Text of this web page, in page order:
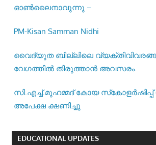
ഓൺലൈനാവുന്നു –
PM-Kisan Samman Nidhi
വൈദ്യുത ബില്ലിലെ
വേഗത്തിൽ തിരുത്താൻ അവസരം.
സി.എച്ച്.മുഹമ്മദ് കോയ
അപേക്ഷ ക്ഷണിച്ചു
EDUCATIONAL UPDATES